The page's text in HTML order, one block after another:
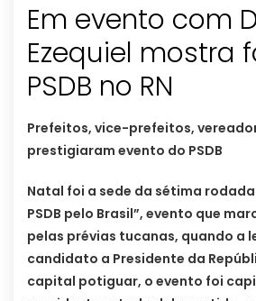
Em evento com
Ezequiel mostra
PSDB no RN
Prefeitos, vice-prefeitos,
prestigiaram evento do PSDB
Natal foi a sede da sétima
PSDB pelo Brasil”, evento que
pelas prévias tucanas, quando a
candidato a Presidente da
capital potiguar, o evento foi